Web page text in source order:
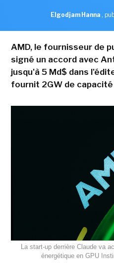
Elgodjam Hanna ,
AMD, le fournisseur de
signé un accord avec
jusqu'à 5 Md$ dans
fournit 2GW de capacité
La start-up derrière Claude va
énergétique en GPU